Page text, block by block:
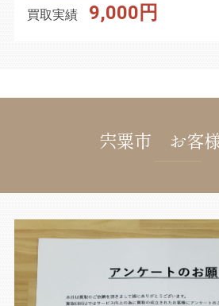
買取実績 9,000円
宍粟市 お客